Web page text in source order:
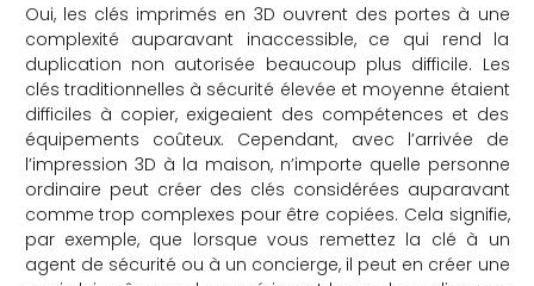
Oui, les clés imprimés en 3D ouvrent des portes à une
complexité auparavant inaccessible, ce qui rend la
duplication non autorisée beaucoup plus difficile. Les
clés traditionnelles à sécurité élevée et moyenne étaient
difficiles à copier, exigeaient des compétences et des
équipements coûteux. Cependant, avec l’arrivée de
l’impression 3D à la maison, n’importe quelle personne
ordinaire peut créer des clés considérées auparavant
comme trop complexes pour être copiées. Cela signifie,
par exemple, que lorsque vous remettez la clé à un
agent de sécurité ou à un concierge, il peut en créer une